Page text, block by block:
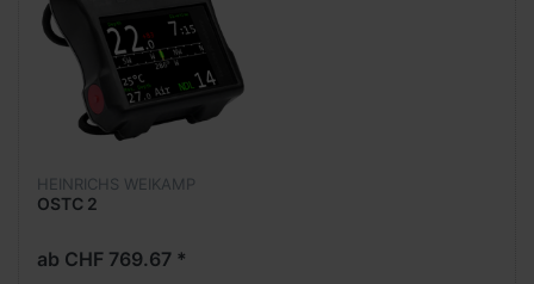
HEINRICHS WEIKAMP
OSTC 2
ab CHF 769.67 *